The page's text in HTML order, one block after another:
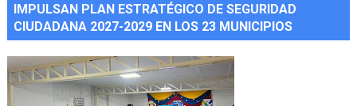
IMPULSAN PLAN ESTRATÉGICO DE SEGURIDAD
CIUDADANA 2027-2029 EN LOS 23 MUNICIPIOS